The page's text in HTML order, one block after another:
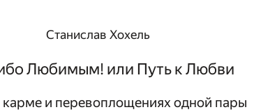
Станислав Хохель
Любимым! или Путь к Любви
и перевоплощениях одной пары